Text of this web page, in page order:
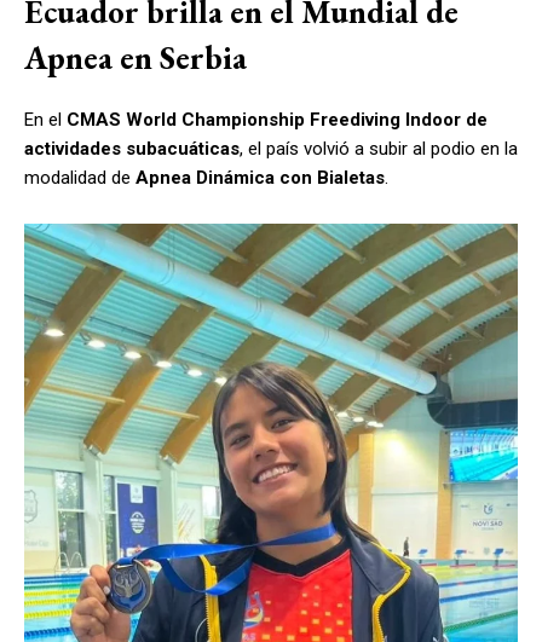
Ecuador brilla en el Mundial de
Apnea en Serbia
En el CMAS World Championship Freediving Indoor de
actividades subacuáticas, el país volvió a subir al podio en la
modalidad de Apnea Dinámica con Bialetas.